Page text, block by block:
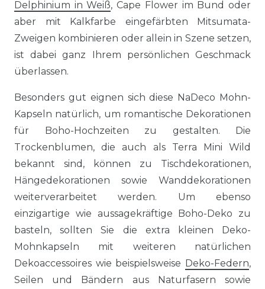
Delphinium in Weiß, Cape Flower im Bund oder
aber mit Kalkfarbe eingefärbten Mitsumata-
Zweigen kombinieren oder allein in Szene setzen,
ist dabei ganz Ihrem persönlichen Geschmack
überlassen.
Besonders gut eignen sich diese NaDeco Mohn-
Kapseln natürlich, um romantische Dekorationen
für Boho-Hochzeiten zu gestalten. Die
Trockenblumen, die auch als Terra Mini Wild
bekannt sind, können zu Tischdekorationen,
Hängedekorationen sowie Wanddekorationen
weiterverarbeitet werden. Um ebenso
einzigartige wie aussagekräftige Boho-Deko zu
basteln, sollten Sie die extra kleinen Deko-
Mohnkapseln mit weiteren natürlichen
Dekoaccessoires wie beispielsweise Deko-Federn,
Seilen und Bändern aus Naturfasern sowie